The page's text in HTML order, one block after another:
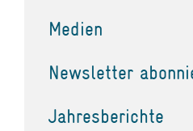
Medien
Newsletter
Jahresberichte